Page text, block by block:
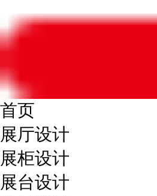
首页
展厅设计
展柜设计
展台设计